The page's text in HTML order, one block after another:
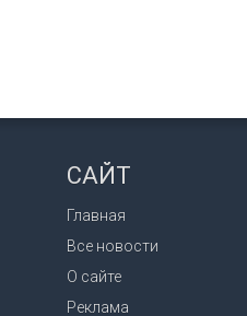
САЙТ
Главная
Все новости
О сайте
Реклама